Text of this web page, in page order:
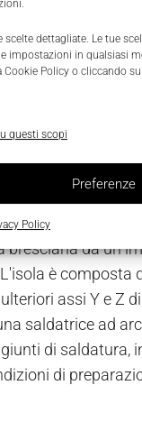
dettagliate. Le tue
impostazioni in qualsiasi
Policy o cliccando
questi scopi
Preferenze
Policy
Toshiba, è
per tutti i
Toshiba
dell'azienda,
di guida
hanno potuto
da un
è
assi Y e Z
saldatrice ad
di
di